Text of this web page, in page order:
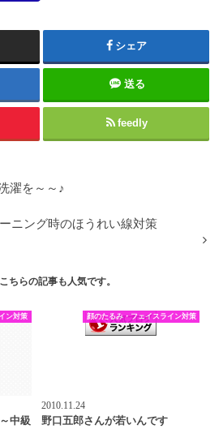
シェア
送る
feedly
濯を～～♪
ーニング時のほうれい線対策
こちらの記事も人気です。
ン対策
中級
顔のたるみ・フェイスライン対策
2010.11.24
野口五郎さんが若いんです